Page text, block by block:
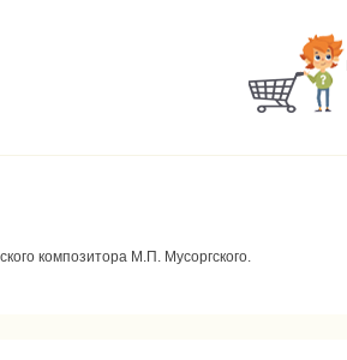
композитора М.П. Мусоргского.